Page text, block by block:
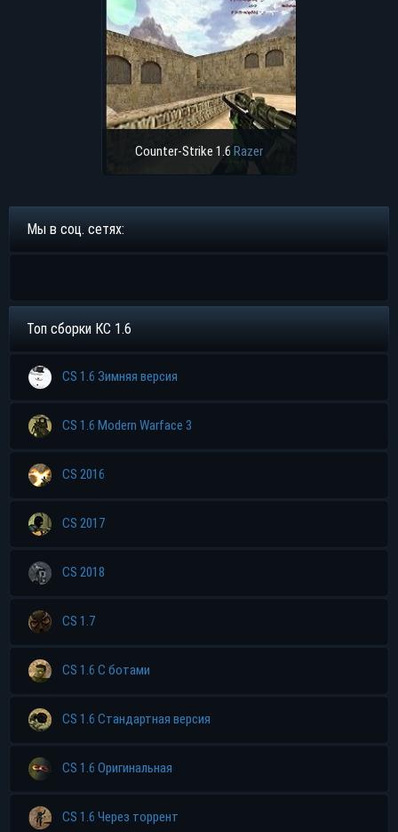
Counter-Strike 1.6Razer
Мы в соц. сетях:
Топ сборки КС 1.6
CS 1.6 Зимняя версия
CS 1.6 Modern Warface 3
CS 2016
CS 2017
CS 2018
CS 1.7
CS 1.6 С ботами
CS 1.6 Стандартная версия
CS 1.6 Оригинальная
CS 1.6 Через торрент